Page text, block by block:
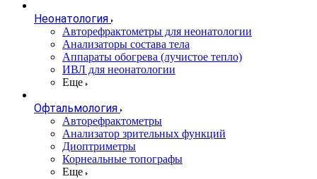
Неонатология
Авторефрактометры для неонатологии
Анализаторы состава тела
Аппараты обогрева (лучистое тепло)
ИВЛ для неонатологии
Еще
Офтальмология
Авторефрактометры
Анализатор зрительных функций
Диоптриметры
Корнеальные топографы
Еще